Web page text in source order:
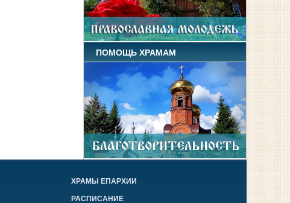
ПОМОЩЬ ХРАМАМ
ХРАМЫ ЕПАРХИИ
РАСПИСАНИЕ